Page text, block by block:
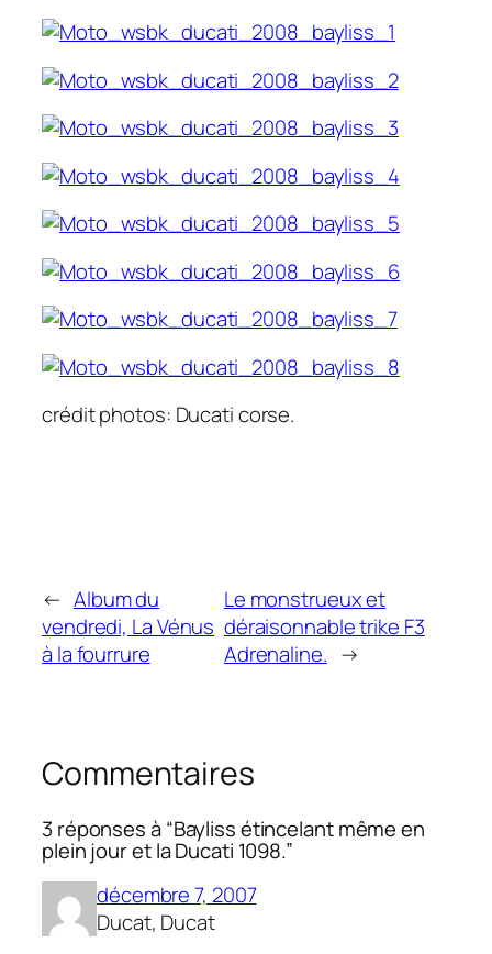
crédit photos: Ducati corse.
← Album du
vendredi, La Vénus
à la fourrure
Le monstrueux et
déraisonnable trike F3
Adrenaline. →
Commentaires
3 réponses à “Bayliss étincelant même en
plein jour et la Ducati 1098.”
décembre 7, 2007
Ducat, Ducat